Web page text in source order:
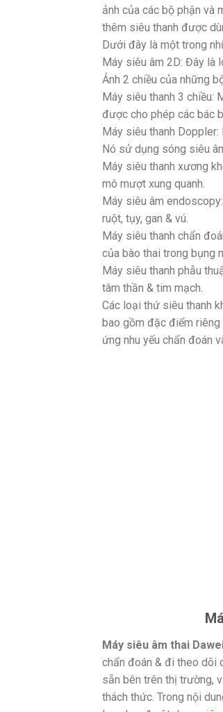
ảnh của các bộ phận và
thêm siêu thanh được
Dưới đây là một trong
Máy siêu âm 2D: Đây là
Ảnh 2 chiều của những
Máy siêu thanh 3 chiều:
được cho phép các bác
Máy siêu thanh
Nó sử dụng sóng siêu
Máy siêu thanh xương
mô mượt xung quanh.
Máy siêu âm
ruột, tụy, gan & vú.
Máy siêu thanh chẩn
của bào thai trong bụng
Máy siêu thanh phẫu
tâm thần & tim mạch.
Các loại thứ siêu thanh
bao gồm đặc điểm riêng
ứng nhu yếu chẩn đoán
Máy siêu âm thai
chẩn đoán & đi theo dõi
sẵn bên trên thị trường,
thách thức. Trong nội